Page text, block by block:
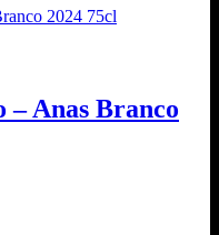
– Anas Branco